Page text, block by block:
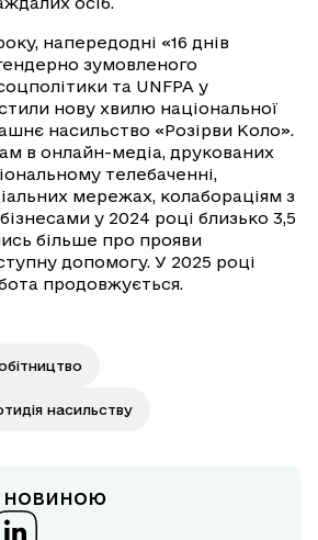
напередодні «16 днів
зумовленого
та UNFPA у
нову хвилю національної
насильство «Розірви Коло».
в онлайн-медіа, друкованих
телебаченні,
мережах, колабораціям з
у 2024 році близько 3,5
більше про прояви
допомогу. У 2025 році
продовжується.
насильству
новиною